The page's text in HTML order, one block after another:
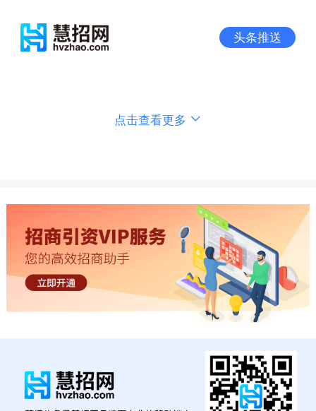
头条推送
点击查看更多